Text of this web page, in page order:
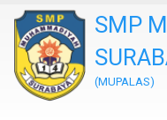
SMP
(MUPALAS)